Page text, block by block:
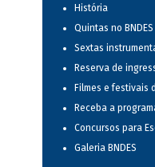
História
Quintas no BNDES
Sextas
Reserva de
Filmes e festivais
Receba a
Concursos para
Galeria BNDES